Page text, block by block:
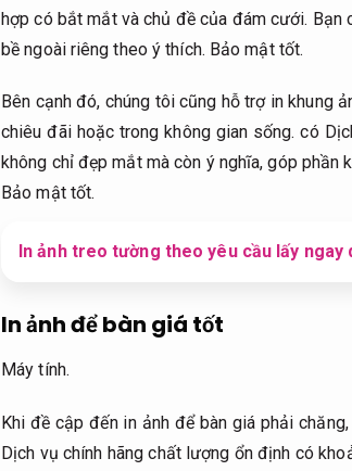
hợp có bắt mắt và chủ đề của đám cưới.
bề ngoài riêng theo ý thích. Bảo mật tốt.
Bên cạnh đó, chúng tôi cũng hỗ trợ in khung
chiêu đãi hoặc trong không gian sống. có
không chỉ đẹp mắt mà còn ý nghĩa, góp phần
Bảo mật tốt.
In ảnh treo tường theo yêu cầu lấy ngay
In ảnh để bàn giá tốt
Máy tính.
Khi đề cập đến in ảnh để bàn giá phải chăng,
Dịch vụ chính hãng chất lượng ổn định có